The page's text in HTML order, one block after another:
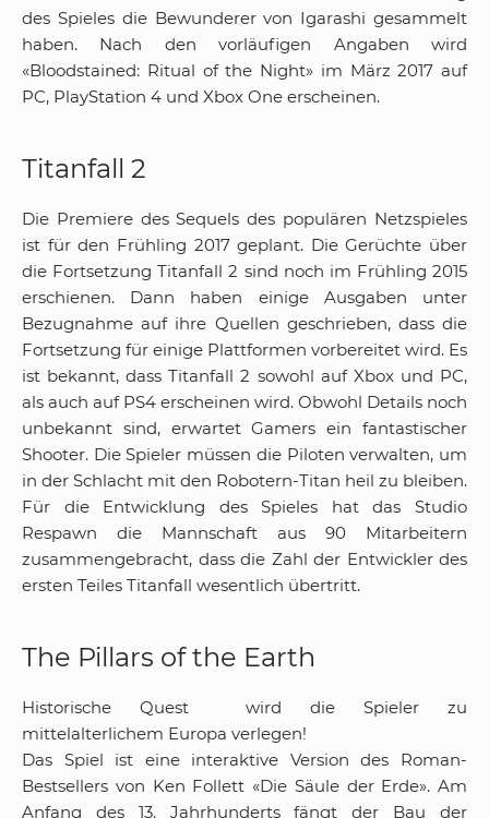
des Spieles die Bewunderer von Igarashi gesammelt
haben. Nach den vorläufigen Angaben wird
«Bloodstained: Ritual of the Night» im März 2017 auf
PC, PlayStation 4 und Xbox One erscheinen.
Titanfall 2
Die Premiere des Sequels des populären Netzspieles
ist für den Frühling 2017 geplant. Die Gerüchte über
die Fortsetzung Titanfall 2 sind noch im Frühling 2015
erschienen. Dann haben einige Ausgaben unter
Bezugnahme auf ihre Quellen geschrieben, dass die
Fortsetzung für einige Plattformen vorbereitet wird. Es
ist bekannt, dass Titanfall 2 sowohl auf Xbox und PC,
als auch auf PS4 erscheinen wird. Obwohl Details noch
unbekannt sind, erwartet Gamers ein fantastischer
Shooter. Die Spieler müssen die Piloten verwalten, um
in der Schlacht mit den Robotern-Titan heil zu bleiben.
Für die Entwicklung des Spieles hat das Studio
Respawn die Mannschaft aus 90 Mitarbeitern
zusammengebracht, dass die Zahl der Entwickler des
ersten Teiles Titanfall wesentlich übertritt.
The Pillars of the Earth
Historische Quest wird die Spieler zu
mittelalterlichem Europa verlegen!
Das Spiel ist eine interaktive Version des Roman-
Bestsellers von Ken Follett «Die Säule der Erde». Am
Anfang des 13. Jahrhunderts fängt der Bau der